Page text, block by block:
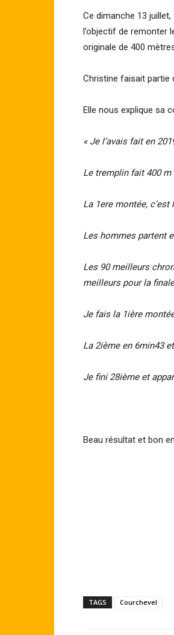
Ce dimanche 13
l’objectif de remonter
originale de 400
Christine faisait partie
Elle nous explique sa
« Je l’avais fait en
Le tremplin fait 400 m
La 1ere montée,
Les hommes partent
Les 90 meilleurs
meilleurs pour la
Je fais la 1ière
La 2ième en 6min43
Je fini 28ième et
Beau résultat et bon
TAGS Courchevel